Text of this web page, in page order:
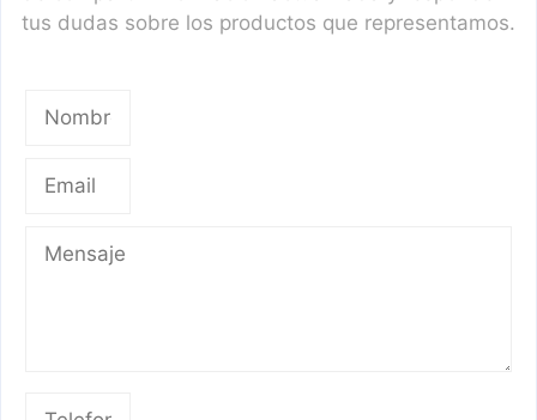
tus dudas sobre los productos que representamos.